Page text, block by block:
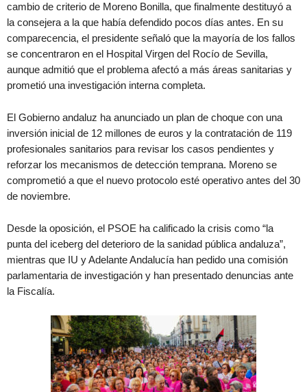
cambio de criterio de Moreno Bonilla, que finalmente destituyó a
la consejera a la que había defendido pocos días antes. En su
comparecencia, el presidente señaló que la mayoría de los fallos
se concentraron en el Hospital Virgen del Rocío de Sevilla,
aunque admitió que el problema afectó a más áreas sanitarias y
prometió una investigación interna completa.
El Gobierno andaluz ha anunciado un plan de choque con una
inversión inicial de 12 millones de euros y la contratación de 119
profesionales sanitarios para revisar los casos pendientes y
reforzar los mecanismos de detección temprana. Moreno se
comprometió a que el nuevo protocolo esté operativo antes del 30
de noviembre.
Desde la oposición, el PSOE ha calificado la crisis como “la
punta del iceberg del deterioro de la sanidad pública andaluza”,
mientras que IU y Adelante Andalucía han pedido una comisión
parlamentaria de investigación y han presentado denuncias ante
la Fiscalía.